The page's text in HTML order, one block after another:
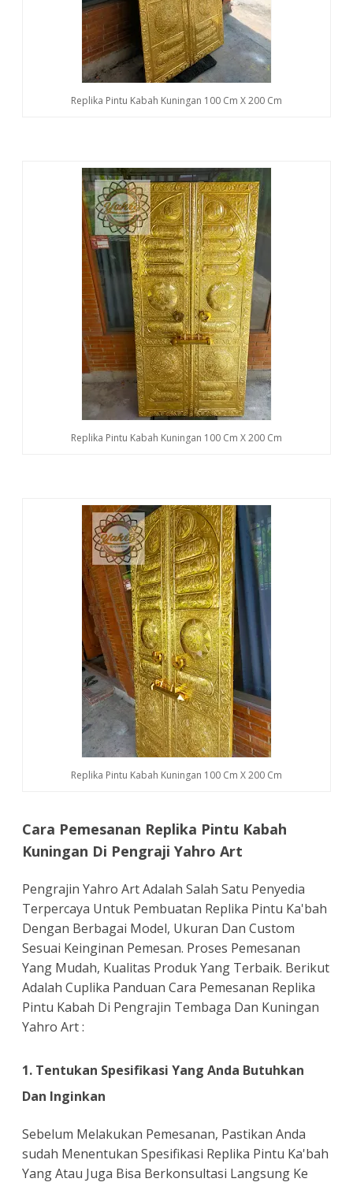
Replika Pintu Kabah Kuningan 100 Cm X 200 Cm
Replika Pintu Kabah Kuningan 100 Cm X 200 Cm
Replika Pintu Kabah Kuningan 100 Cm X 200 Cm
Cara Pemesanan Replika Pintu Kabah
Kuningan Di Pengraji Yahro Art
Pengrajin Yahro Art Adalah Salah Satu Penyedia
Terpercaya Untuk Pembuatan Replika Pintu Ka'bah
Dengan Berbagai Model, Ukuran Dan Custom
Sesuai Keinginan Pemesan. Proses Pemesanan
Yang Mudah, Kualitas Produk Yang Terbaik. Berikut
Adalah Cuplika Panduan Cara Pemesanan Replika
Pintu Kabah Di Pengrajin Tembaga Dan Kuningan
Yahro Art :
1. Tentukan Spesifikasi Yang Anda Butuhkan
Dan Inginkan
Sebelum Melakukan Pemesanan, Pastikan Anda
sudah Menentukan Spesifikasi Replika Pintu Ka'bah
Yang Atau Juga Bisa Berkonsultasi Langsung Ke